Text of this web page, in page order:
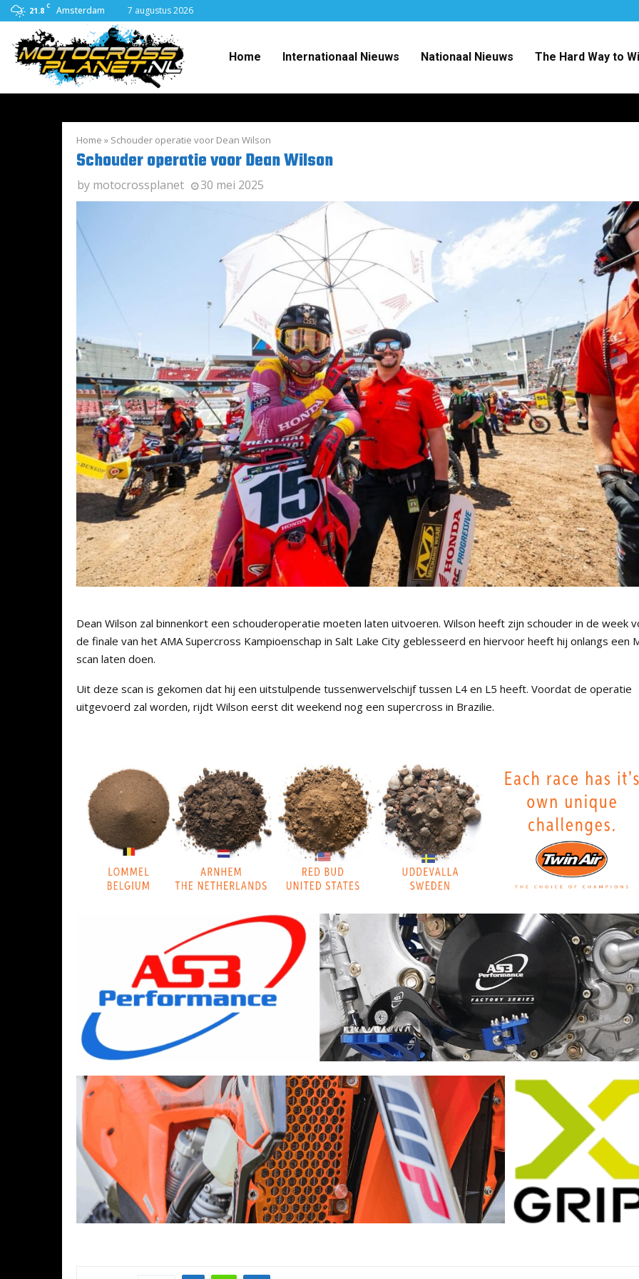
21.8 C Amsterdam 7 augustus 2026
Home Internationaal Nieuws Nationaal Nieuws The Hard Way to
Home » Schouder operatie voor Dean Wilson
Schouder operatie voor Dean Wilson
by motocrossplanet 30 mei 2025
Dean Wilson zal binnenkort een schouderoperatie moeten laten uitvoeren. Wilson heeft zijn schouder in de week
de finale van het AMA Supercross Kampioenschap in Salt Lake City geblesseerd en hiervoor heeft hij onlangs een
scan laten doen.
Uit deze scan is gekomen dat hij een uitstulpende tussenwervelschijf tussen L4 en L5 heeft. Voordat de operatie
uitgevoerd zal worden, rijdt Wilson eerst dit weekend nog een supercross in Brazilie.